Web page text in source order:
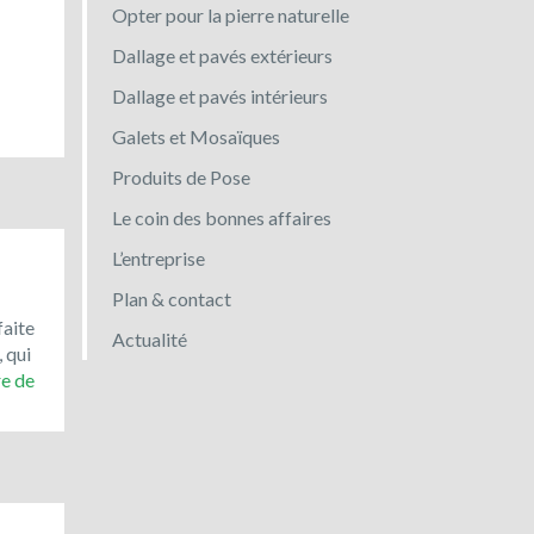
qui
deToujours
promotion
bleu
Opter pour la pierre naturelle
Dallage et pavés extérieurs
Dallage et pavés intérieurs
Galets et Mosaïques
Produits de Pose
Le coin des bonnes affaires
L’entreprise
Plan & contact
Actualité